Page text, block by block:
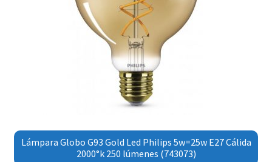
Lámpara Globo G93 Gold Led Philips 5w=25w E27 Cálida
2000°k 250 lúmenes (743073)